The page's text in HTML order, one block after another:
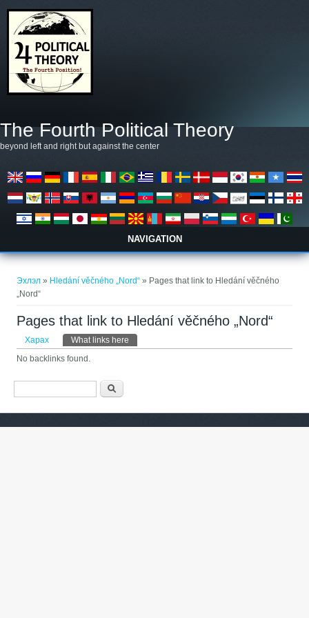
The Fourth Political Theory
beyond left and right but against the center
NAVIGATION
Эхлэл » Hledání věčného „Nord“ » Pages that link to Hledání věčného
„Nord“
Pages that link to Hledání věčného „Nord“
Primary tabs
Харах What links here
No backlinks found.